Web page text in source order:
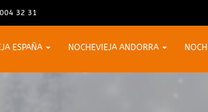
32 31
ESPAÑA NOCHEVIEJA ANDORRA